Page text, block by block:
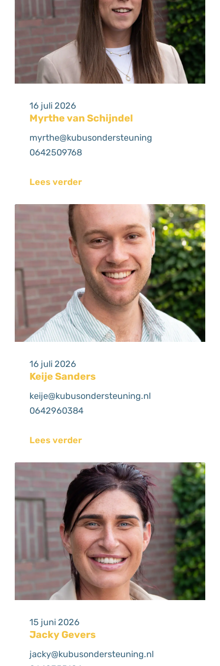
16 juli 2026
Myrthe van Schijndel
myrthe@kubusondersteuning
0642509768
Lees verder
16 juli 2026
Keije Sanders
keije@kubusondersteuning.nl
0642960384
Lees verder
15 juni 2026
Jacky Gevers
jacky@kubusondersteuning.nl